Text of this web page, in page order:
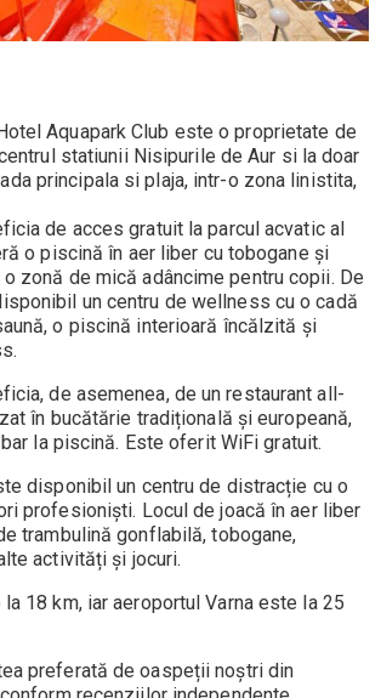
Aquapark Club este o proprietate de
statiunii Nisipurile de Aur si la doar
principala si plaja, intr-o zona linistita,
de acces gratuit la parcul acvatic al
o piscină în aer liber cu tobogane și
zonă de mică adâncime pentru copii. De
un centru de wellness cu o cadă
o piscină interioară încălzită și
de asemenea, de un restaurant all-
în bucătărie tradițională și europeană,
la piscină. Este oferit WiFi gratuit.
disponibil un centru de distracție cu o
profesioniști. Locul de joacă în aer liber
trambulină gonflabilă, tobogane,
activități și jocuri.
18 km, iar aeroportul Varna este la 25
preferată de oaspeții noștri din